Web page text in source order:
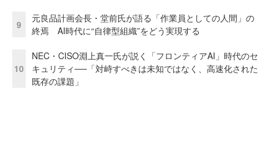
9
元良品計画会長・堂前氏が語る「作業員としての人間」の
終焉 AI時代に“自律型組織”をどう実現する
10
NEC・CISO淵上真一氏が説く「フロンティアAI」時代のセ
キュリティ──「対峙すべきは未知ではなく、高速化された
既存の課題」